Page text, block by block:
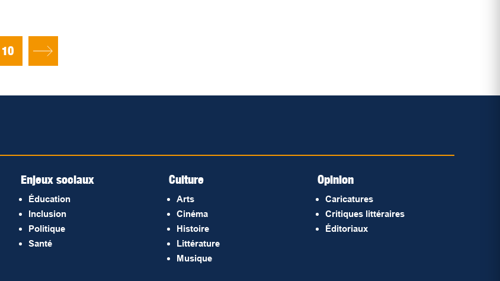
10
Enjeux sociaux
Éducation
Inclusion
Politique
Santé
Culture
Arts
Cinéma
Histoire
Littérature
Musique
Opinion
Caricatures
Critiques littéraires
Éditoriaux